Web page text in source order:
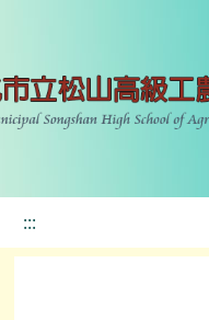
:::